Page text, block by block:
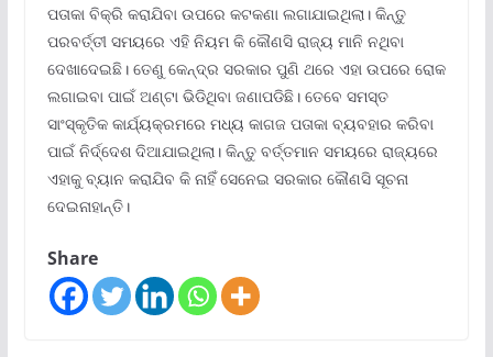
ପତାକା ବିକ୍ରି କରାଯିବା ଉପରେ କଟକଣା ଲଗାଯାଇଥିଲା। କିନ୍ତୁ
ପରବର୍ତ୍ତୀ ସମୟରେ ଏହି ନିୟମ କି କୌଣସି ରାଜ୍ୟ ମାନି ନଥିବା
ଦେଖାଦେଇଛି। ତେଣୁ କେନ୍ଦ୍ର ସରକାର ପୁଣି ଥରେ ଏହା ଉପରେ ରୋକ
ଲଗାଇବା ପାଇଁ ଅଣ୍ଟା ଭିଡିଥିବା ଜଣାପଡିଛି। ତେବେ ସମସ୍ତ
ସାଂସ୍କୃତିକ କାର୍ଯ୍ୟକ୍ରମରେ ମଧ୍ୟ କାଗଜ ପତାକା ବ୍ୟବହାର କରିବା
ପାଇଁ ନିର୍ଦ୍ଦେଶ ଦିଆଯାଇଥିଲା। କିନ୍ତୁ ବର୍ତ୍ତମାନ ସମୟରେ ରାଜ୍ୟରେ
ଏହାକୁ ବ୍ୟାନ କରାଯିବ କି ନାହିଁ ସେନେଇ ସରକାର କୌଣସି ସୂଚନା
ଦେଇନାହାନ୍ତି।
Share